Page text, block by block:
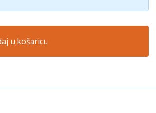
u košaricu